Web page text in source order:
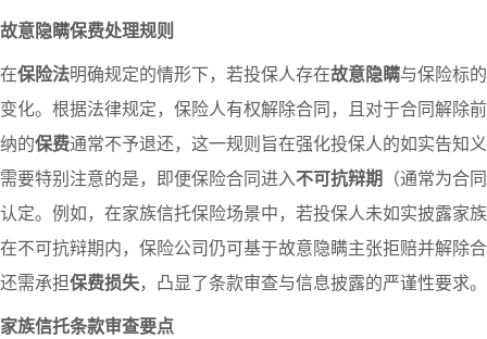
故意隐瞒保费处理规则
在保险法明确规定的情形下，若投保人存在故意隐瞒与保险标
变化。根据法律规定，保险人有权解除合同，且对于合同解除
纳的保费通常不予退还，这一规则旨在强化投保人的如实告知
需要特别注意的是，即便保险合同进入不可抗辩期 （通常为合
认定。例如，在家族信托保险场景中，若投保人未如实披露家
在不可抗辩期内，保险公司仍可基于故意隐瞒主张拒赔并解除
还需承担保费损失，凸显了条款审查与信息披露的严谨性要求。
家族信托条款审查要点